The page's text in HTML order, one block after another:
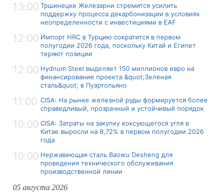
13:00 Тршинецке Железарни стремится усилить
поддержку процесса декарбонизации в условиях
неопределенности с инвестициями в EAF
12:00 Импорт HRC в Турцию сократится в первом
полугодии 2026 года, поскольку Китай и Египет
теряют позиции
12:00 Hydnum Steel выделяет 150 миллионов евро на
финансирование проекта &quot;Зеленая
сталь&quot; в Пуэртольяно
11:00 CISA: На рынке железной руды формируется более
справедливый, прозрачный и устойчивый порядок
10:00 CISA: Затраты на закупку коксующегося угля в
Китае выросли на 8,72% в первом полугодии 2026
года
10:00 Нержавеющая сталь Baowu Desheng для
проведения технического обслуживания
производственной линии
05 августа 2026